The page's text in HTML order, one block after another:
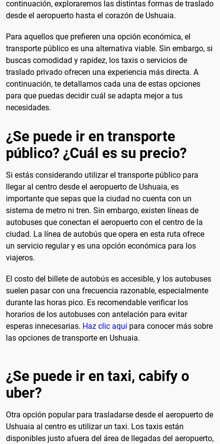
continuación, exploraremos las distintas formas de traslado
desde el aeropuerto hasta el corazón de Ushuaia.
Para aquellos que prefieren una opción económica, el
transporte público es una alternativa viable. Sin embargo, si
buscas comodidad y rapidez, los taxis o servicios de
traslado privado ofrecen una experiencia más directa. A
continuación, te detallamos cada una de estas opciones
para que puedas decidir cuál se adapta mejor a tus
necesidades.
¿Se puede ir en transporte
público? ¿Cuál es su precio?
Si estás considerando utilizar el transporte público para
llegar al centro desde el aeropuerto de Ushuaia, es
importante que sepas que la ciudad no cuenta con un
sistema de metro ni tren. Sin embargo, existen líneas de
autobuses que conectan el aeropuerto con el centro de la
ciudad. La línea de autobús que opera en esta ruta ofrece
un servicio regular y es una opción económica para los
viajeros.
El costo del billete de autobús es accesible, y los autobuses
suelen pasar con una frecuencia razonable, especialmente
durante las horas pico. Es recomendable verificar los
horarios de los autobuses con antelación para evitar
esperas innecesarias. Haz clic aquí para conocer más sobre
las opciones de transporte en Ushuaia.
¿Se puede ir en taxi, cabify o
uber?
Otra opción popular para trasladarse desde el aeropuerto de
Ushuaia al centro es utilizar un taxi. Los taxis están
disponibles justo afuera del área de llegadas del aeropuerto,